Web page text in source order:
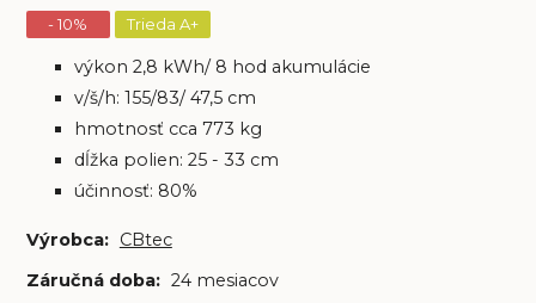
- 10% Trieda A+
výkon 2,8 kWh/ 8 hod akumulácie
v/š/h: 155/83/ 47,5 cm
hmotnosť cca 773 kg
dĺžka polien: 25 - 33 cm
účinnosť: 80%
Výrobca: CBtec
Záručná doba: 24 mesiacov